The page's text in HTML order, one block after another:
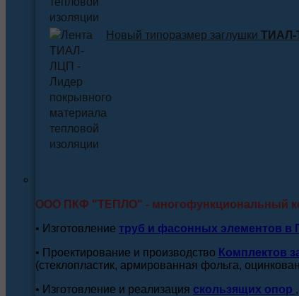
Новый типоразмер заглушки ТИАЛ-
ООО ПКФ "ТЕПЛО" - многофункциональный
• Изготовление труб и фасонных элементов в
• Проектирование и производство Комплектов
(стеклопластик, армированная фольга,
• Изготовление и реализация скользящих опор ,